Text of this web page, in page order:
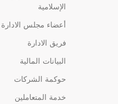
الإسلامية
أعضاء مجلس الادارة
فريق الادارة
البيانات المالية
حوكمة الشركات
خدمة المتعاملين